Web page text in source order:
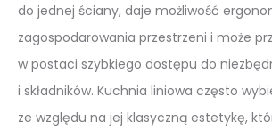
do jednej ściany, daje możliwość
zagospodarowania przestrzeni i może
w postaci szybkiego dostępu do
i składników. Kuchnia liniowa często
ze względu na jej klasyczną estetykę,